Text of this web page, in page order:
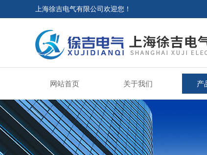
上海徐吉电气有限公司欢迎您！
网站首页 关于我们 产